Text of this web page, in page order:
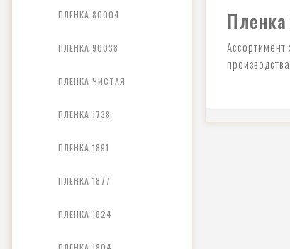
ПЛЕНКА 80004
ПЛЕНКА 90038
ПЛЕНКА ЧИСТАЯ
ПЛЕНКА 1738
ПЛЕНКА 1891
ПЛЕНКА 1877
ПЛЕНКА 1824